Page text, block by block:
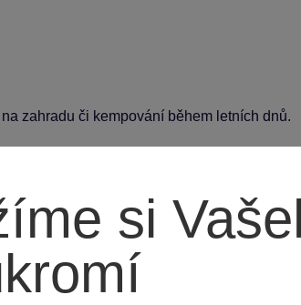
zahradu či kempování během letních dnů.
si